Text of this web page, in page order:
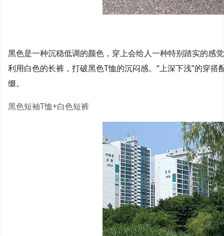
黑色是一种沉稳低调的颜色，穿上会给人一种特别踏实的感
利用白色的长裤，打破黑色T恤的沉闷感。“上深下浅”的穿
缀。
黑色短袖T恤+白色短裤